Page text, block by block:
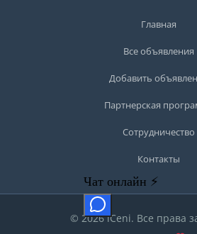
Главная
Все объявления
Добавить
Партнерская
Сотрудничество
Контакты
© 2026 iCeni. Все права